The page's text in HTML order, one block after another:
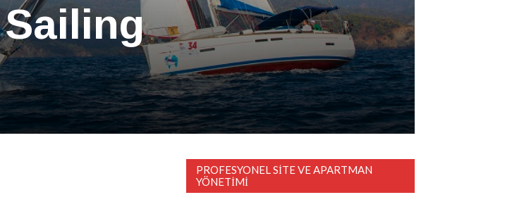
PROFESYONEL SITE VE APARTMAN
YÖNETIMI